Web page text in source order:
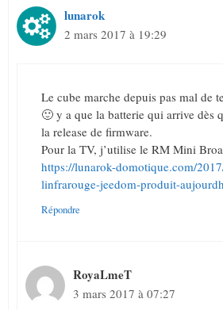
lunarok
2 mars 2017 à 19:29
Le cube marche depuis pas mal de
🙂 y a que la batterie qui arrive dès
la release de firmware.
Pour la TV, j’utilise le RM Mini
https://lunarok-domotique.com/
linfrarouge-jeedom-produit-
Répondre
RoyaLmeT
3 mars 2017 à 07:27